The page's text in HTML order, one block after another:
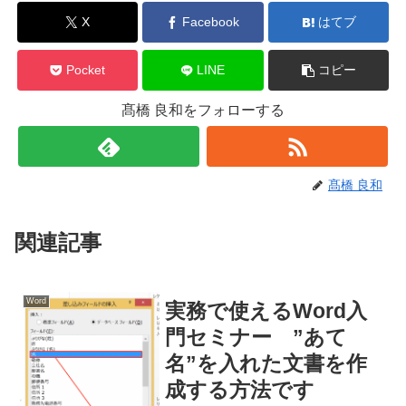
X Facebook はてブ
Pocket LINE コピー
髙橋 良和をフォローする
髙橋 良和
関連記事
Word
実務で使えるWord入
門セミナー ”あて
名”を入れた文書を作
成する方法です